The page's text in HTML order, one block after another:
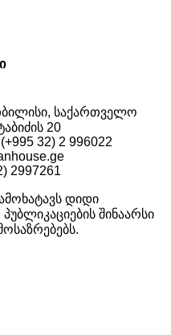
საქართველო
20
32) 2 996022
2997261
დიდი
შინაარსი